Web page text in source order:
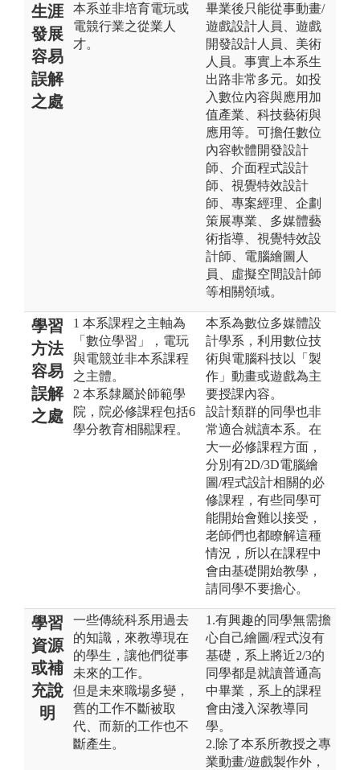
生涯
發展
容易
誤解
之處
本系並非培育電玩或
電競行業之從業人
才。
畢業後只能從事動畫/
遊戲設計人員、遊戲
開發設計人員、美術
人員。事實上本系生
出路非常多元。如投
入數位內容與應用加
值產業、科技藝術與
應用等。可擔任數位
內容軟體開發設計
師、介面程式設計
師、視覺特效設計
師、專案經理、企劃
策展專業、多媒體藝
術指導、視覺特效設
計師、電腦繪圖人
員、虛擬空間設計師
等相關領域。
學習
方法
容易
誤解
之處
1 本系課程之主軸為
「數位學習」，電玩
與電競並非本系課程
之主體。
2 本系隸屬於師範學
院，院必修課程包括6
學分教育相關課程。
本系為數位多媒體設
計學系，利用數位技
術與電腦科技以「製
作」動畫或遊戲為主
要授課內容。
設計類群的同學也非
常適合就讀本系。在
大一必修課程方面，
分別有2D/3D電腦繪
圖/程式設計相關的必
修課程，有些同學可
能開始會難以接受，
老師們也都瞭解這種
情況，所以在課程中
會由基礎開始教學，
請同學不要擔心。
學習
資源
或補
充說
明
一些傳統科系用過去
的知識，來教導現在
的學生，讓他們從事
未來的工作。
但是未來職場多變，
舊的工作不斷被取
代、而新的工作也不
斷產生。
1.有興趣的同學無需擔
心自己繪圖/程式沒有
基礎，系上將近2/3的
同學都是就讀普通高
中畢業，系上的課程
會由淺入深教導同
學。
2.除了本系所教授之專
業動畫/遊戲製作外，